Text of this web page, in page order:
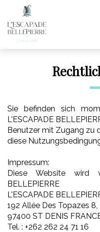
Sie befinden sich
L'ESCAPADE
Benutzer mit Zugang zu
diese
Impressum:
Diese Website wird
BELLEPIERRE
L'ESCAPADE
192 Allée Des Topazes
97400 ST DENIS
Tel. : +262 262 24 71 16